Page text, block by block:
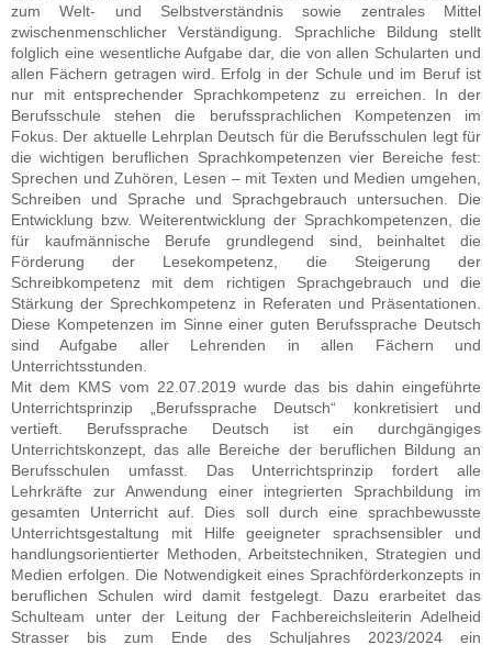
zum Welt- und Selbstverständnis sowie zentrales Mittel
zwischenmenschlicher Verständigung. Sprachliche Bildung stellt
folglich eine wesentliche Aufgabe dar, die von allen Schularten und
allen Fächern getragen wird. Erfolg in der Schule und im Beruf ist
nur mit entsprechender Sprachkompetenz zu erreichen. In der
Berufsschule stehen die berufssprachlichen Kompetenzen im
Fokus. Der aktuelle Lehrplan Deutsch für die Berufsschulen legt für
die wichtigen beruflichen Sprachkompetenzen vier Bereiche fest:
Sprechen und Zuhören, Lesen – mit Texten und Medien umgehen,
Schreiben und Sprache und Sprachgebrauch untersuchen. Die
Entwicklung bzw. Weiterentwicklung der Sprachkompetenzen, die
für kaufmännische Berufe grundlegend sind, beinhaltet die
Förderung der Lesekompetenz, die Steigerung der
Schreibkompetenz mit dem richtigen Sprachgebrauch und die
Stärkung der Sprechkompetenz in Referaten und Präsentationen.
Diese Kompetenzen im Sinne einer guten Berufssprache Deutsch
sind Aufgabe aller Lehrenden in allen Fächern und
Unterrichtsstunden.
Mit dem KMS vom 22.07.2019 wurde das bis dahin eingeführte
Unterrichtsprinzip „Berufssprache Deutsch“ konkretisiert und
vertieft. Berufssprache Deutsch ist ein durchgängiges
Unterrichtskonzept, das alle Bereiche der beruflichen Bildung an
Berufsschulen umfasst. Das Unterrichtsprinzip fordert alle
Lehrkräfte zur Anwendung einer integrierten Sprachbildung im
gesamten Unterricht auf. Dies soll durch eine sprachbewusste
Unterrichtsgestaltung mit Hilfe geeigneter sprachsensibler und
handlungsorientierter Methoden, Arbeitstechniken, Strategien und
Medien erfolgen. Die Notwendigkeit eines Sprachförderkonzepts in
beruflichen Schulen wird damit festgelegt. Dazu erarbeitet das
Schulteam unter der Leitung der Fachbereichsleiterin Adelheid
Strasser bis zum Ende des Schuljahres 2023/2024 ein